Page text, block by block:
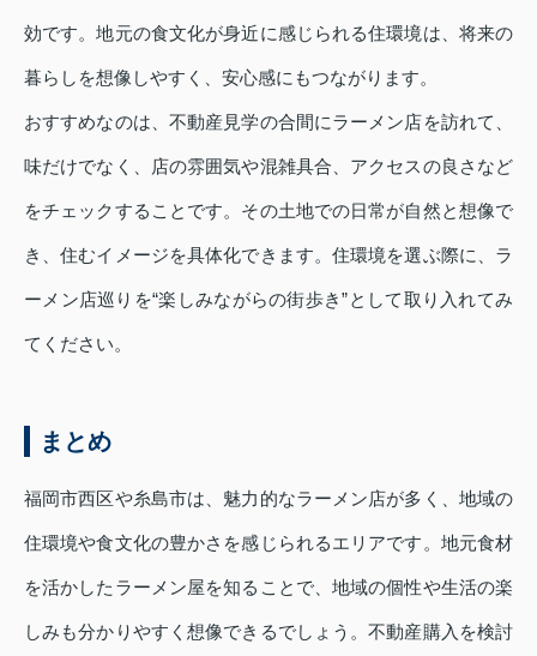
効です。地元の食文化が身近に感じられる住環境は、将来の
暮らしを想像しやすく、安心感にもつながります。
おすすめなのは、不動産見学の合間にラーメン店を訪れて、
味だけでなく、店の雰囲気や混雑具合、アクセスの良さなど
をチェックすることです。その土地での日常が自然と想像で
き、住むイメージを具体化できます。住環境を選ぶ際に、ラ
ーメン店巡りを“楽しみながらの街歩き”として取り入れてみ
てください。
まとめ
福岡市西区や糸島市は、魅力的なラーメン店が多く、地域の
住環境や食文化の豊かさを感じられるエリアです。地元食材
を活かしたラーメン屋を知ることで、地域の個性や生活の楽
しみも分かりやすく想像できるでしょう。不動産購入を検討